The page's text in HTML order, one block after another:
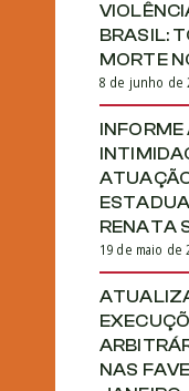
BRASIL:
MORTE
8 de junho de
RENATA
19 de maio de
NAS